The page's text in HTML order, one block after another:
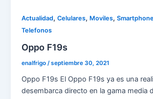
Actualidad,Celulares, Moviles,Smartphone
Telefonos
Oppo F19s
enalfrigo/septiembre 30, 2021
Oppo F19s El Oppo F19s ya es una
desembarca directo en la gama media